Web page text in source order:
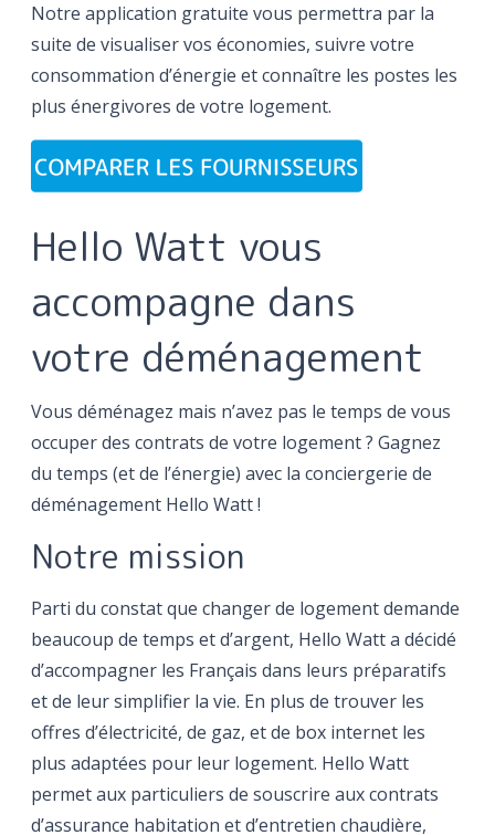
Notre application gratuite vous permettra par la
suite de visualiser vos économies, suivre votre
consommation d’énergie et connaître les postes les
plus énergivores de votre logement.
Hello Watt vous
accompagne dans
votre déménagement
Vous déménagez mais n’avez pas le temps de vous
occuper des contrats de votre logement ? Gagnez
du temps (et de l’énergie) avec la conciergerie de
déménagement Hello Watt !
‍Notre mission
Parti du constat que changer de logement demande
beaucoup de temps et d’argent, Hello Watt a décidé
d’accompagner les Français dans leurs préparatifs
et de leur simplifier la vie. En plus de trouver les
offres d’électricité, de gaz, et de box internet les
plus adaptées pour leur logement. Hello Watt
permet aux particuliers de souscrire aux contrats
d’assurance habitation et d’entretien chaudière,